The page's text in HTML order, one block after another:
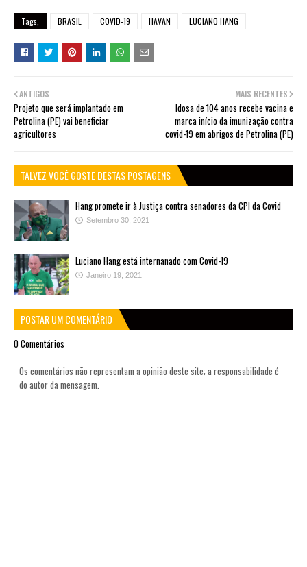
Tags, BRASIL COVID-19 HAVAN LUCIANO HANG
MAIS RECENTES
Idosa de 104 anos recebe vacina e
marca início da imunização contra
covid-19 em abrigos de Petrolina (PE)
ANTIGOS
Projeto que será implantado em
Petrolina (PE) vai beneficiar
agricultores
TALVEZ VOCÊ GOSTE DESTAS POSTAGENS
Hang promete ir à Justiça contra senadores da CPI da Covid
Setembro 30, 2021
Luciano Hang está internanado com Covid-19
Janeiro 19, 2021
POSTAR UM COMENTÁRIO
0 Comentários
Os comentários não representam a opinião deste site; a responsabilidade é
do autor da mensagem.